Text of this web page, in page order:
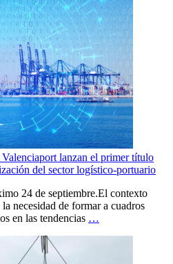
lanzan el primer título
del sector logístico-portuario
24 de septiembre.El contexto
necesidad de formar a cuadros
en las tendencias …